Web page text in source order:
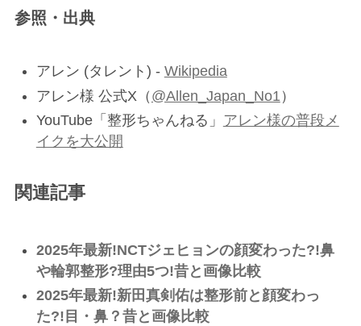
参照・出典
アレン (タレント) - Wikipedia
アレン様 公式X（ @Allen_Japan_No1 ）
YouTube「整形ちゃんねる」 アレン様の普段メ
イクを大公開
関連記事
2025年最新!NCTジェヒョンの顔変わった?!鼻
や輪郭整形?理由5つ!昔と画像比較
2025年最新!新田真剣佑は整形前と顔変わっ
た?!目・鼻？昔と画像比較